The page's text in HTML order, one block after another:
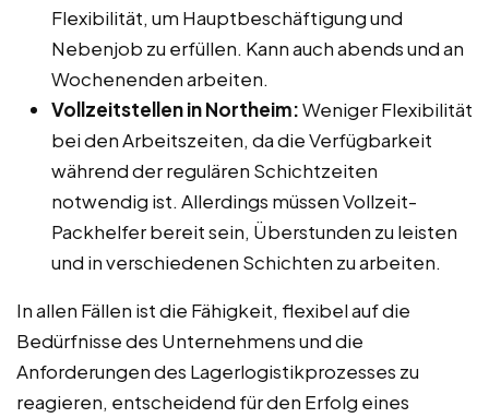
Flexibilität, um Hauptbeschäftigung und
Nebenjob zu erfüllen. Kann auch abends und an
Wochenenden arbeiten.
Vollzeitstellen in Northeim:Weniger Flexibilität
bei den Arbeitszeiten, da die Verfügbarkeit
während der regulären Schichtzeiten
notwendig ist. Allerdings müssen Vollzeit-
Packhelfer bereit sein, Überstunden zu leisten
und in verschiedenen Schichten zu arbeiten.
In allen Fällen ist die Fähigkeit, flexibel auf die
Bedürfnisse des Unternehmens und die
Anforderungen des Lagerlogistikprozesses zu
reagieren, entscheidend für den Erfolg eines